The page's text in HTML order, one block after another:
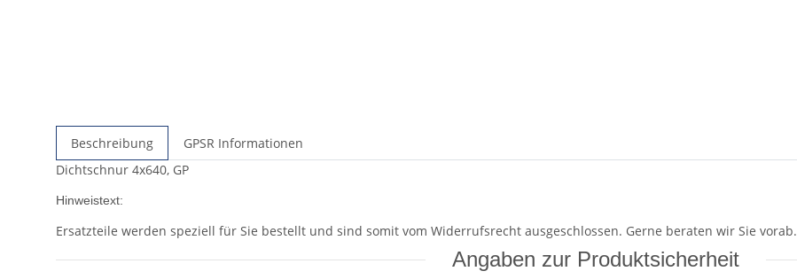
Beschreibung
GPSR Informationen
Dichtschnur 4x640, GP
Hinweistext:
Ersatzteile werden speziell für Sie bestellt und sind somit vom Widerrufsrecht ausgeschlossen. Gerne beraten wir Sie vorab.
Angaben zur Produktsicherheit